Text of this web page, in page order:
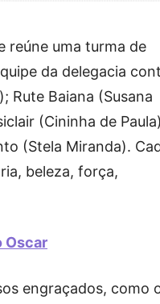
reúne uma turma de
da delegacia
Rute Baiana (Susana
(Cininha de
(Stela Miranda).
beleza, força,
Oscar
engraçados, como